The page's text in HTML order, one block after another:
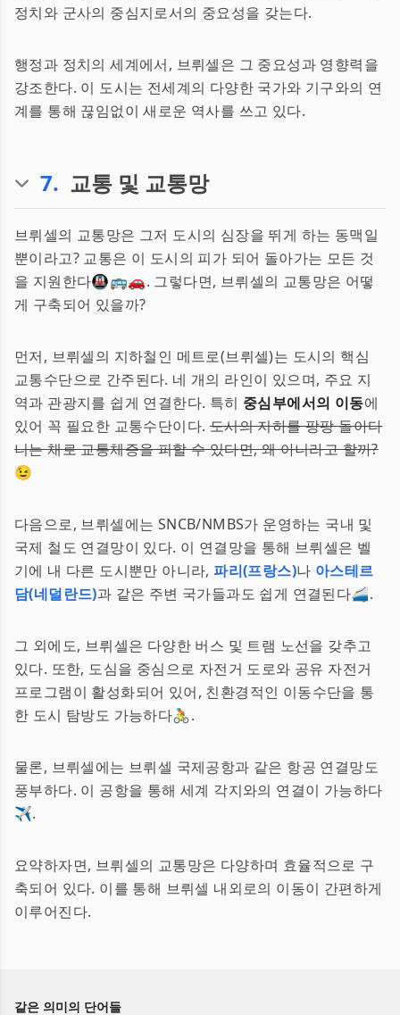
정치와 군사의 중심지로서의 중요성을 갖는다.
행정과 정치의 세계에서, 브뤼셀은 그 중요성과 영향력을
강조한다. 이 도시는 전세계의 다양한 국가와 기구와의 연
계를 통해 끊임없이 새로운 역사를 쓰고 있다.
7. 교통 및 교통망
브뤼셀의 교통망은 그저 도시의 심장을 뛰게 하는 동맥일
뿐이라고? 교통은 이 도시의 피가 되어 돌아가는 모든 것
을 지원한다🚇🚌🚗. 그렇다면, 브뤼셀의 교통망은 어떻
게 구축되어 있을까?
먼저, 브뤼셀의 지하철인 메트로(브뤼셀)는 도시의 핵심
교통수단으로 간주된다. 네 개의 라인이 있으며, 주요 지
역과 관광지를 쉽게 연결한다. 특히 중심부에서의 이동에
있어 꼭 필요한 교통수단이다.도시의 지하를 팡팡 돌아다
니는 채로 교통체증을 피할 수 있다면, 왜 아니라고 할까?
😉
다음으로, 브뤼셀에는 SNCB/NMBS가 운영하는 국내 및
국제 철도 연결망이 있다. 이 연결망을 통해 브뤼셀은 벨
기에 내 다른 도시뿐만 아니라,파리(프랑스)나 아스테르
담(네덜란드)과 같은 주변 국가들과도 쉽게 연결된다🚄.
그 외에도, 브뤼셀은 다양한 버스 및 트램 노선을 갖추고
있다. 또한, 도심을 중심으로 자전거 도로와 공유 자전거
프로그램이 활성화되어 있어, 친환경적인 이동수단을 통
한 도시 탐방도 가능하다🚴.
물론, 브뤼셀에는 브뤼셀 국제공항과 같은 항공 연결망도
풍부하다. 이 공항을 통해 세계 각지와의 연결이 가능하다
✈️.
요약하자면, 브뤼셀의 교통망은 다양하며 효율적으로 구
축되어 있다. 이를 통해 브뤼셀 내외로의 이동이 간편하게
이루어진다.
같은 의미의 단어들